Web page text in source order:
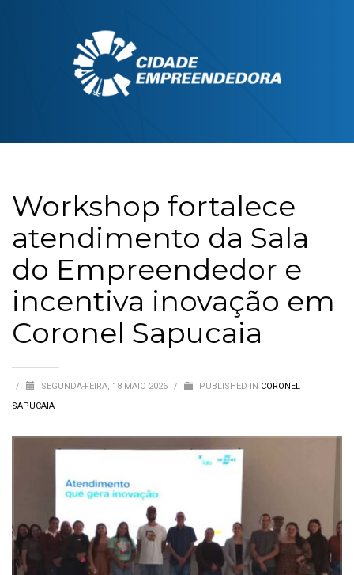
Workshop fortalece
atendimento da Sala
do Empreendedor e
incentiva inovação em
Coronel Sapucaia
/ SEGUNDA-FEIRA, 18 MAIO 2026 / PUBLISHED IN CORONEL
SAPUCAIA